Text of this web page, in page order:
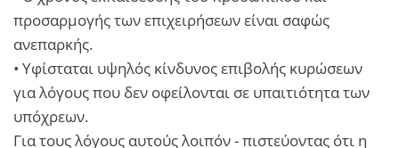
προσαρμογής των επιχειρήσεων είναι σαφώς
ανεπαρκής.
• Υφίσταται υψηλός κίνδυνος επιβολής κυρώσεων
για λόγους που δεν οφείλονται σε υπαιτιότητα των
υπόχρεων.
Για τους λόγους αυτούς λοιπόν - πιστεύοντας ότι η